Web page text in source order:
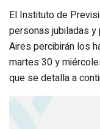
El Instituto de
personas jubiladas
Aires percibirán los
martes 30 y
que se detalla a